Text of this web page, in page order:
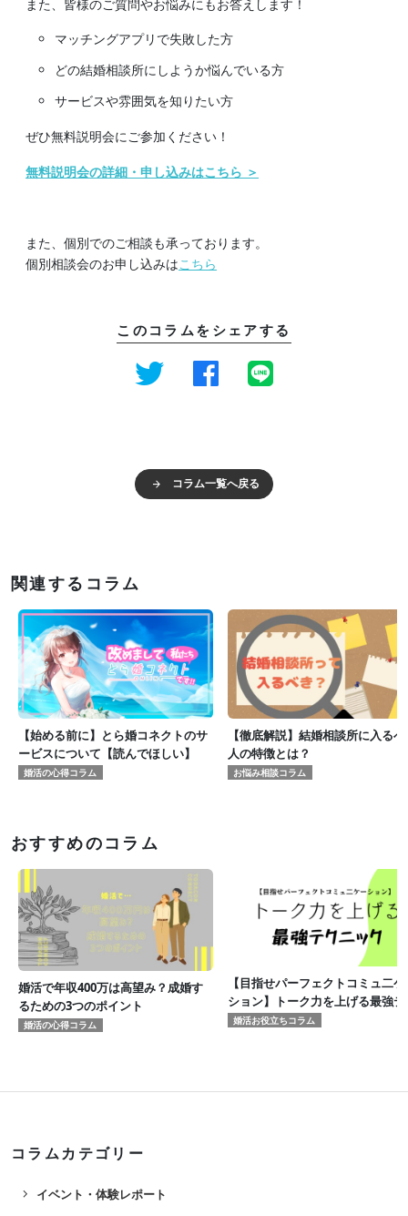
また、皆様のご質問やお悩みにもお答えします！
マッチングアプリで失敗した方
どの結婚相談所にしようか悩んでいる方
サービスや雰囲気を知りたい方
ぜひ無料説明会にご参加ください！
無料説明会の詳細・申し込みはこちら ＞
また、個別でのご相談も承っております。
個別相談会のお申し込みはこちら
このコラムをシェアする
コラム一覧へ戻る
関連するコラム
【始める前に】とら婚コネクトのサ
ービスについて【読んでほしい】
婚活の心得コラム
【徹底解説】結婚相談所に入る
人の特徴とは？
お悩み相談コラム
おすすめのコラム
婚活で年収400万は高望み？成婚す
るための3つのポイント
婚活の心得コラム
【目指せパーフェクトコミュ二
ション】トーク力を上げる最強テ
ニック
婚活お役立ちコラム
コラムカテゴリー
navigate_next イベント・体験レポート